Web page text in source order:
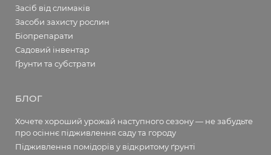
Засіб від слимаків
Засоби захисту рослин
Біопрепарати
Садовий інвентар
Ґрунти та субстрати
БЛОГ
Хочете хороший урожай наступного сезону — не забудьте
про осіннє підживлення саду та городу
Підживлення помідорів у відкритому ґрунті